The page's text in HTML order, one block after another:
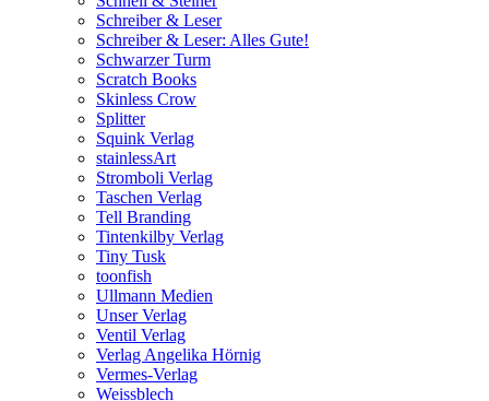
Schreiber & Leser
Schreiber & Leser: Alles Gute!
Schwarzer Turm
Scratch Books
Skinless Crow
Splitter
Squink Verlag
stainlessArt
Stromboli Verlag
Taschen Verlag
Tell Branding
Tintenkilby Verlag
Tiny Tusk
toonfish
Ullmann Medien
Unser Verlag
Ventil Verlag
Verlag Angelika Hörnig
Vermes-Verlag
Weissblech